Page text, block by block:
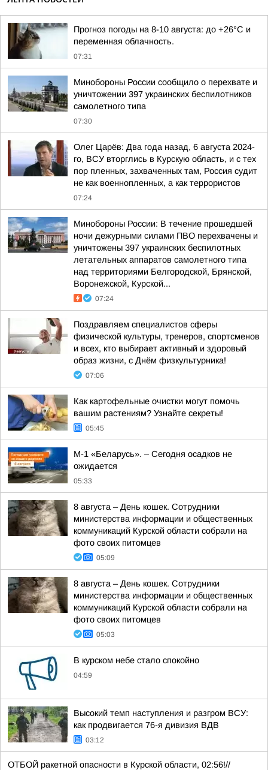
Прогноз погоды на 8-10 августа: до +26°C и
переменная облачность.
07:31
Минобороны России сообщило о перехвате и
уничтожении 397 украинских беспилотников
самолетного типа
07:30
Олег Царёв: Два года назад, 6 августа 2024-
го, ВСУ вторглись в Курскую область, и с тех
пор пленных, захваченных там, Россия судит
не как военнопленных, а как террористов
07:24
Минобороны России: В течение прошедшей
ночи дежурными силами ПВО перехвачены и
уничтожены 397 украинских беспилотных
летательных аппаратов самолетного типа
над территориями Белгородской, Брянской,
Воронежской, Курской...
07:24
Поздравляем специалистов сферы
физической культуры, тренеров, спортсменов
и всех, кто выбирает активный и здоровый
образ жизни, с Днём физкультурника!
07:06
Как картофельные очистки могут помочь
вашим растениям? Узнайте секреты!
05:45
М-1 «Беларусь». – Сегодня осадков не
ожидается
05:33
8 августа – День кошек. Сотрудники
министерства информации и общественных
коммуникаций Курской области собрали на
фото своих питомцев
05:09
8 августа – День кошек. Сотрудники
министерства информации и общественных
коммуникаций Курской области собрали на
фото своих питомцев
05:03
В курском небе стало спокойно
04:59
Высокий темп наступления и разгром ВСУ:
как продвигается 76-я дивизия ВДВ
03:12
ОТБОЙ ракетной опасности в Курской области, 02:56!//